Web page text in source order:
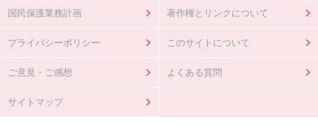
国民保護業務計画 著作権とリンクについて
プライバシーポリシー このサイトについて
ご意見・ご感想 よくある質問
サイトマップ